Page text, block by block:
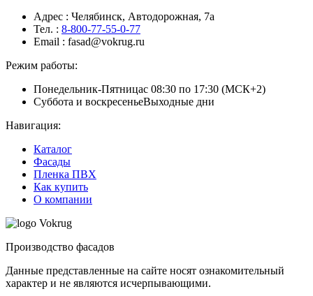
Адрес : Челябинск, Автодорожная, 7а
Тел. : 8-800-77-55-0-77
Email : fasad@vokrug.ru
Режим работы:
Понедельник-Пятницас 08:30 по 17:30 (МСК+2)
Суббота и воскресеньеВыходные дни
Навигация:
Каталог
Фасады
Пленка ПВХ
Как купить
О компании
Производство фасадов
Данные представленные на сайте носят ознакомительный
характер и не являются исчерпывающими.